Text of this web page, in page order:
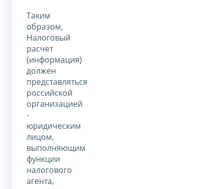
Таким
образом,
Налоговый
расчет
(информация)
должен
представляться
российской
организацией
-
юридическим
лицом,
выполняющим
функции
налогового
агента,